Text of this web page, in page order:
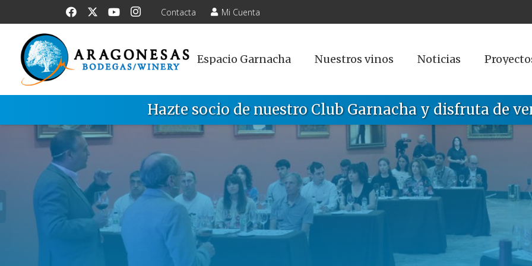
Contacta Mi Cuenta
Espacio Garnacha Nuestros vinos Noticias
Hazte socio de nuestro Club Garnacha y disfruta de